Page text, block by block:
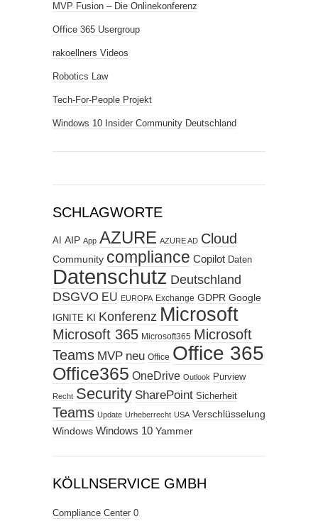
MVP Fusion – Die Onlinekonferenz
Office 365 Usergroup
rakoellners Videos
Robotics Law
Tech-For-People Projekt
Windows 10 Insider Community Deutschland
SCHLAGWORTE
AI AIP App AZURE AZURE AD Cloud
Community compliance Copilot Daten
Datenschutz Deutschland
DSGVO EU EUROPA Exchange GDPR Google
IGNITE KI Konferenz Microsoft
Microsoft 365 Microsoft365 Microsoft
Teams MVP neu Office Office 365
Office365 OneDrive Outlook Purview
Recht Security SharePoint Sicherheit
Teams Update Urheberrecht USA Verschlüsselung
Windows Windows 10 Yammer
KÖLLNSERVICE GMBH
Compliance Center 0